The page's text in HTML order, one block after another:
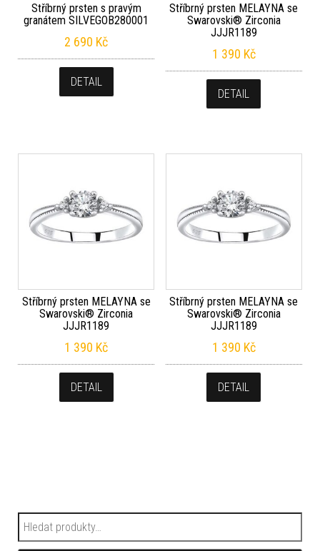
Stříbrný prsten s pravým
granátem SILVEGOB280001
2 690 Kč
DETAIL
Stříbrný prsten MELAYNA se
Swarovski® Zirconia
JJJR1189
1 390 Kč
DETAIL
Stříbrný prsten MELAYNA se
Swarovski® Zirconia
JJJR1189
1 390 Kč
DETAIL
Stříbrný prsten MELAYNA se
Swarovski® Zirconia
JJJR1189
1 390 Kč
DETAIL
Hledat: